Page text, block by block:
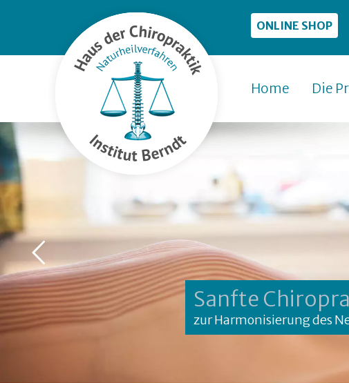
ONLINE SHOP
Home Die
Sanfte
zur Harmonisierung des